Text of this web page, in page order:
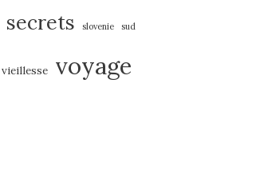
secrets slovenie sud
vieillesse voyage